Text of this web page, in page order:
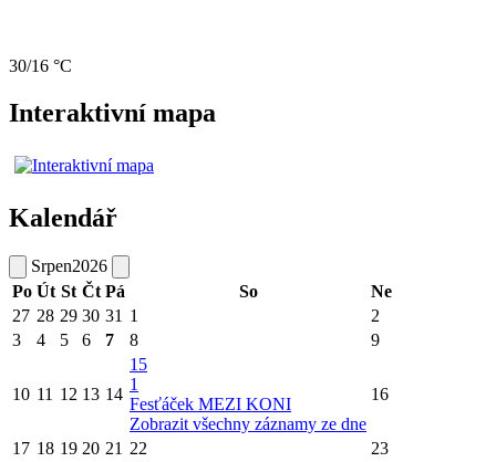
30/16 °C
Interaktivní mapa
Kalendář
Srpen2026
Po Út St Čt Pá So
Ne
27 28 29 30 31 1
2
3
4 5 6 7 8 9
10 11 12 13 14
15
1
Fesťáček MEZI KONI
Zobrazit všechny záznamy ze dne
16
17 18 19 20 21 22 23